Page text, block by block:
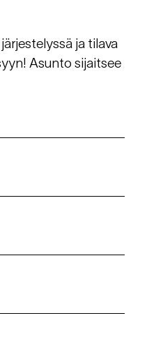
ja tilava
Asunto sijaitsee